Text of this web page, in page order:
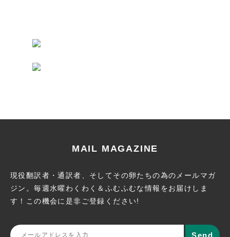
MAIL MAGAZINE
現役翻訳者・通訳者、そしてその卵たちの為のメールマガ
ジン。毎週水曜わくわく＆ふむふむな情報をお届けしま
す！この機会に 是非ご登録ください!